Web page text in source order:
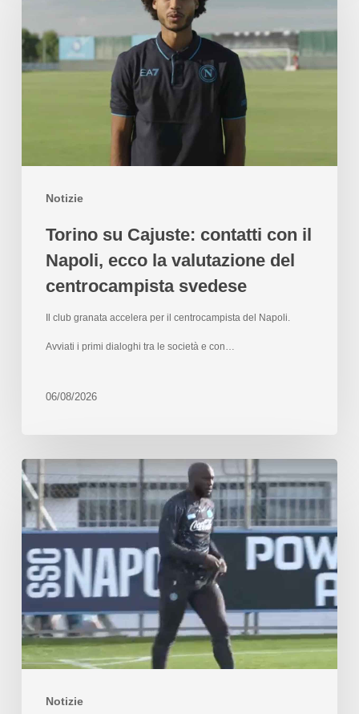
Notizie
Torino su Cajuste: contatti con il
Napoli, ecco la valutazione del
centrocampista svedese
Il club granata accelera per il centrocampista del Napoli.
Avviati i primi dialoghi tra le società e con…
06/08/2026
Notizie